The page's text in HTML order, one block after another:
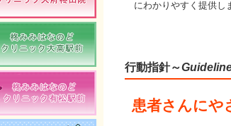
にわかりやすく提供し
行動指針～
患者さんにや